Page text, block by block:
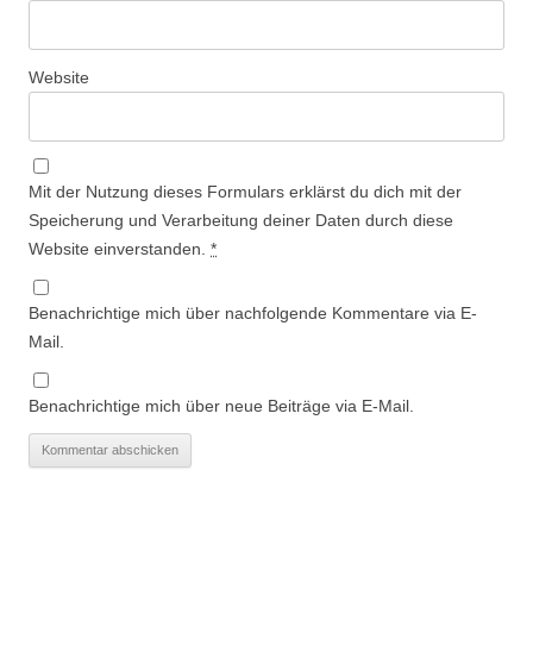
Website
Mit der Nutzung dieses Formulars erklärst du dich mit der
Speicherung und Verarbeitung deiner Daten durch diese
Website einverstanden. *
Benachrichtige mich über nachfolgende Kommentare via E-
Mail.
Benachrichtige mich über neue Beiträge via E-Mail.